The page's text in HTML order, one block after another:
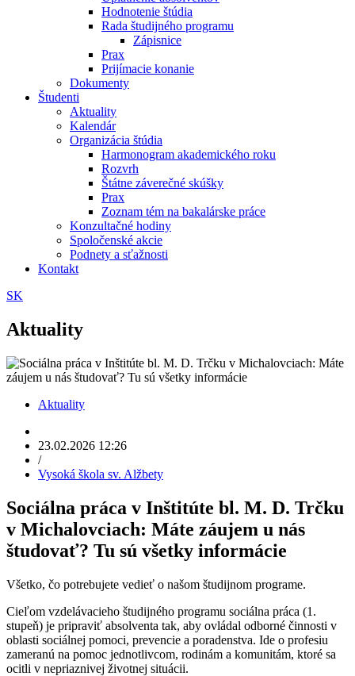
Hodnotenie štúdia
Rada študijného programu
Zápisnice
Prax
Prijímacie konanie
Dokumenty
Študenti
Aktuality
Kalendár
Organizácia štúdia
Harmonogram akademického roku
Rozvrh
Štátne záverečné skúšky
Prax
Zoznam tém na bakalárske práce
Konzultačné hodiny
Spoločenské akcie
Podnety a sťažnosti
Kontakt
SK
Aktuality
Aktuality
23.02.2026 12:26
/
Vysoká škola sv. Alžbety
Sociálna práca v Inštitúte bl. M. D. Trčku
v Michalovciach: Máte záujem u nás
študovať? Tu sú všetky informácie
Všetko, čo potrebujete vedieť o našom študijnom programe.
Cieľom vzdelávacieho študijného programu sociálna práca (1.
stupeň) je pripraviť absolventa tak, aby ovládal odborné činnosti v
oblasti sociálnej pomoci, prevencie a poradenstva. Ide o profesiu
zameranú na pomoc jednotlivcom, rodinám a komunitám, ktoré sa
ocitli v nepriaznivej životnej situácii.